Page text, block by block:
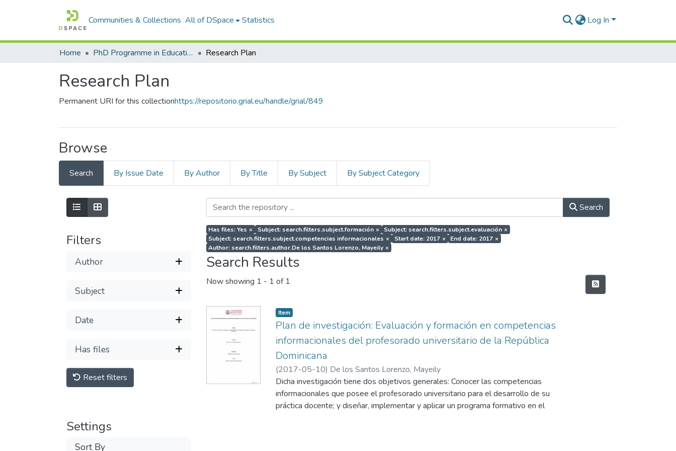
Communities & Collections All of DSpace Statistics Log In
Home PhD Programme in Education in the Knowledge Society Research Plan
Research Plan
Permanent URI for this collectionhttps://repositorio.grial.eu/handle/grial/849
Browse
Search By Issue Date By Author By Title By Subject By Subject Category
Filters
Author
Subject
Date
Has files
Reset filters
Settings
Sort By
Search
Has files: Yes × Subject: search.filters.subject.formación × Subject: search.filters.subject.evaluación ×
Subject: search.filters.subject.competencias informacionales × Start date: 2017 × End date: 2017 ×
Author: search.filters.author.De los Santos Lorenzo, Mayeily ×
Search Results
Now showing 1 - 1 of 1
Item
Plan de investigación: Evaluación y formación en competencias
informacionales del profesorado universitario de la República
Dominicana
(2017-05-10) De los Santos Lorenzo, Mayeily
Dicha investigación tiene dos objetivos generales: Conocer las competencias
informacionales que posee el profesorado universitario para el desarrollo de su
práctica docente; y diseñar, implementar y aplicar un programa formativo en el